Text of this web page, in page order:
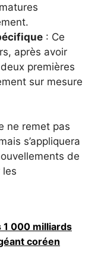
: Ce
après avoir
premières
sur mesure
ne remet pas
s’appliquera
de
les
1 000 milliards
coréen